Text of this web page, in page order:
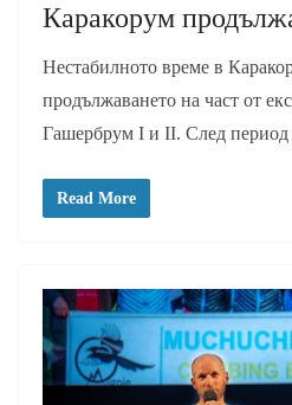
Каракорум
Нестабилното време в
продължаването на част от
Гашербрум I и II. След период
Read More